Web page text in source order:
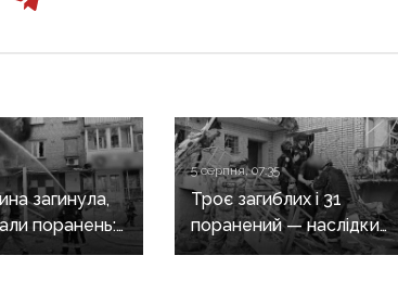
загинула,
поранень:
5 серпня, 07:35
Троє загиблих і 31
поранений — наслідки
масованих обстрілів